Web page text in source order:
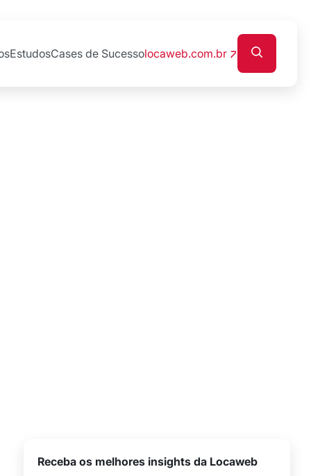
EstudosCases de Sucessolocaweb.com.br
Receba os melhores insights da Locaweb